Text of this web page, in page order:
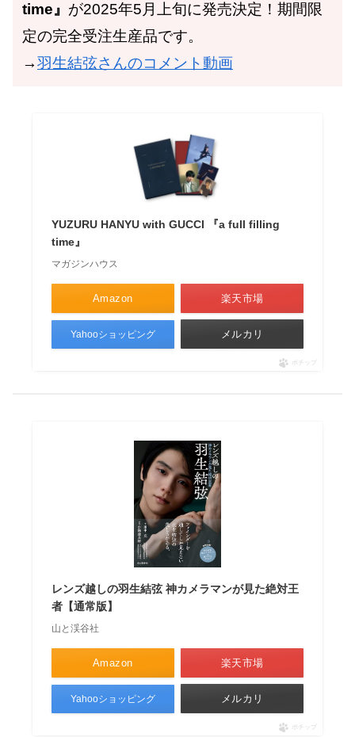
time』 が2025年5月上旬に発売決定！期間限
定の完全受注生産品です。
→羽生結弦さんのコメント動画
YUZURU HANYU with GUCCI 『a full filling
time』
マガジンハウス
Amazon 楽天市場
Yahooショッピング メルカリ
ポチップ
レンズ越しの羽生結弦 神カメラマンが見た絶対王
者【通常版】
山と渓谷社
Amazon 楽天市場
Yahooショッピング メルカリ
ポチップ